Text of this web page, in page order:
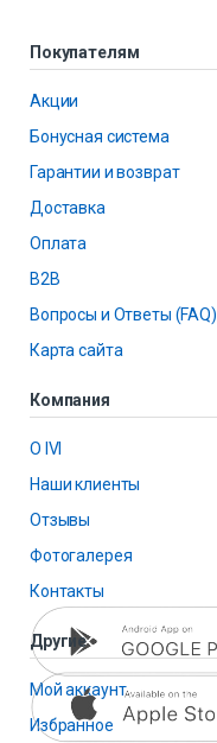
Покупателям
Акции
Бонусная система
Гарантии и возврат
Доставка
Оплата
B2B
Вопросы и Ответы (FAQ)
Карта сайта
Компания
О IVI
Наши клиенты
Отзывы
Фотогалерея
Контакты
Другие
Мой аккаунт
Избранное